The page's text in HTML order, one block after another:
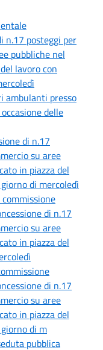
n.17 posteggi per
pubbliche nel
lavoro con
ambulanti presso
delle
di n.17
su aree
in piazza del
di mercoledì
di n.17
su aree
in piazza del
di n.17
su aree
in piazza del
di m
pubblica